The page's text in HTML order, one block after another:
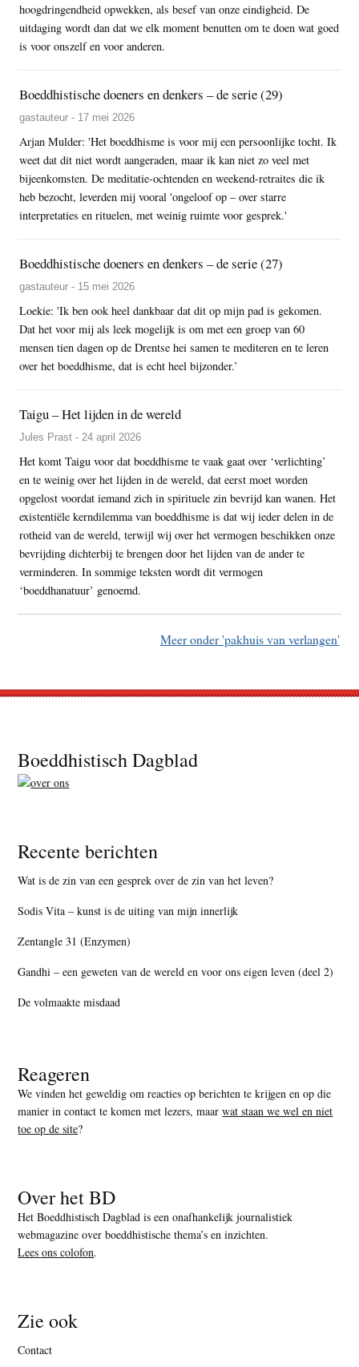
hoogdringendheid opwekken, als besef van onze eindigheid. De
uitdaging wordt dan dat we elk moment benutten om te doen wat goed
is voor onszelf en voor anderen.
Boeddhistische doeners en denkers – de serie (29)
gastauteur - 17 mei 2026
Arjan Mulder: 'Het boeddhisme is voor mij een persoonlijke tocht. Ik
weet dat dit niet wordt aangeraden, maar ik kan niet zo veel met
bijeenkomsten. De meditatie-ochtenden en weekend-retraites die ik
heb bezocht, leverden mij vooral 'ongeloof op – over starre
interpretaties en rituelen, met weinig ruimte voor gesprek.'
Boeddhistische doeners en denkers – de serie (27)
gastauteur - 15 mei 2026
Loekie: 'Ik ben ook heel dankbaar dat dit op mijn pad is gekomen.
Dat het voor mij als leek mogelijk is om met een groep van 60
mensen tien dagen op de Drentse hei samen te mediteren en te leren
over het boeddhisme, dat is echt heel bijzonder.’
Taigu – Het lijden in de wereld
Jules Prast - 24 april 2026
Het komt Taigu voor dat boeddhisme te vaak gaat over ‘verlichting’
en te weinig over het lijden in de wereld, dat eerst moet worden
opgelost voordat iemand zich in spirituele zin bevrijd kan wanen. Het
existentiële kerndilemma van boeddhisme is dat wij ieder delen in de
rotheid van de wereld, terwijl wij over het vermogen beschikken onze
bevrijding dichterbij te brengen door het lijden van de ander te
verminderen. In sommige teksten wordt dit vermogen
‘boeddhanatuur’ genoemd.
Meer onder 'pakhuis van verlangen'
Footer
Boeddhistisch Dagblad
Recente berichten
Wat is de zin van een gesprek over de zin van het leven?
Sodis Vita – kunst is de uiting van mijn innerlijk
Zentangle 31 (Enzymen)
Gandhi – een geweten van de wereld en voor ons eigen leven (deel 2)
De volmaakte misdaad
Reageren
We vinden het geweldig om reacties op berichten te krijgen en op die
manier in contact te komen met lezers, maarwat staan we wel en niet
toe op de site?
Over het BD
Het Boeddhistisch Dagblad is een onafhankelijk journalistiek
webmagazine over boeddhistische thema’s en inzichten.
Lees ons colofon.
Zie ook
Contact